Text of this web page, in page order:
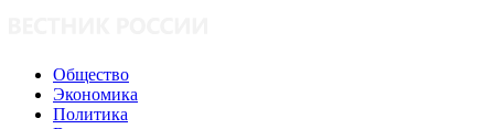
Общество
Экономика
Политика